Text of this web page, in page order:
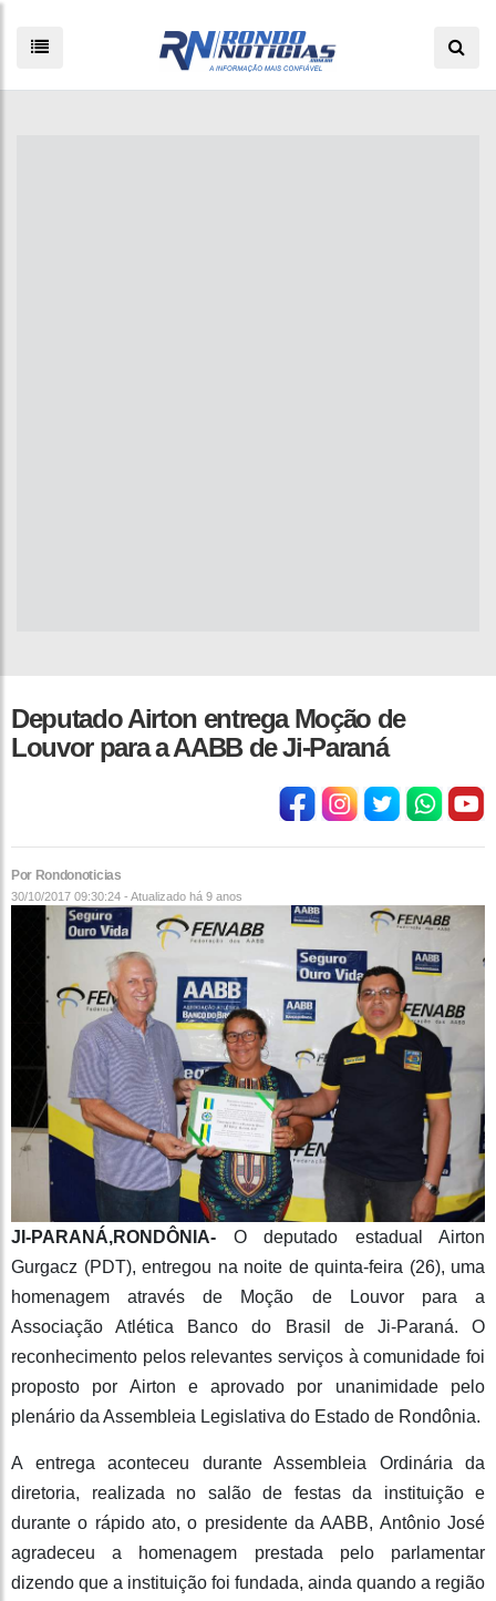
Deputado Airton entrega Moção de
Louvor para a AABB de Ji-Paraná
Por Rondonoticias
30/10/2017 09:30:24 - Atualizado há 9 anos
JI-PARANÁ,RONDÔNIA- O deputado estadual Airton
Gurgacz (PDT), entregou na noite de quinta-feira (26), uma
homenagem através de Moção de Louvor para a
Associação Atlética Banco do Brasil de Ji-Paraná. O
reconhecimento pelos relevantes serviços à comunidade foi
proposto por Airton e aprovado por unanimidade pelo
plenário da Assembleia Legislativa do Estado de Rondônia.
A entrega aconteceu durante Assembleia Ordinária da
diretoria, realizada no salão de festas da instituição e
durante o rápido ato, o presidente da AABB, Antônio José
agradeceu a homenagem prestada pelo parlamentar
dizendo que a instituição foi fundada, ainda quando a região